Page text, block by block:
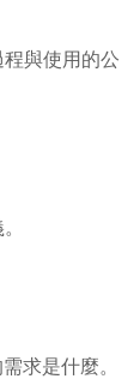
與使用的公
求是什麼。